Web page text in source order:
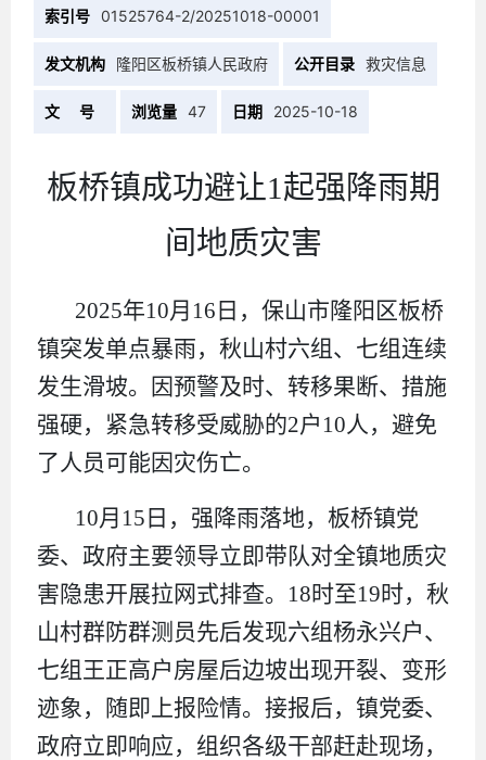
索引号 01525764-2/20251018-00001
发文机构 隆阳区板桥镇人民政府 公开目录 救灾信息
文 号 浏览量 47 日期 2025-10-18
板桥镇成功避让1 起强降雨期
间地质灾害
2025年10月16日，保山市隆阳区板桥
镇突发单点暴雨，秋山村六组、七组连续
发生滑坡。因预警及时、转移果断、措施
强硬，紧急转移受威胁的2户10人，避免
了人员可能因灾伤亡。
10月15日，强降雨落地，板桥镇党
委、政府主要领导立即带队对全镇地质灾
害隐患开展拉网式排查。18时至19时，秋
山村群防群测员先后发现六组杨永兴户、
七组王正高户房屋后边坡出现开裂、变形
迹象，随即上报险情。接报后，镇党委、
政府立即响应，组织各级干部赶赴现场，